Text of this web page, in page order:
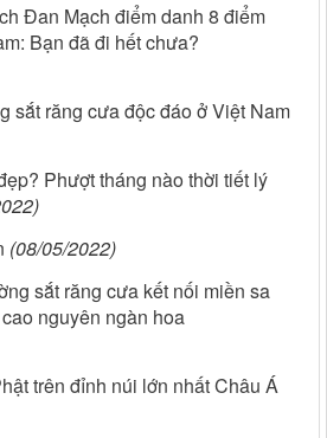
Đan Mạch điểm danh 8 điểm
Bạn đã đi hết chưa?
sắt răng cưa độc đáo ở Việt Nam
Phượt tháng nào thời tiết lý
(08/05/2022)
sắt răng cưa kết nối miền sa
nguyên ngàn hoa
trên đỉnh núi lớn nhất Châu Á